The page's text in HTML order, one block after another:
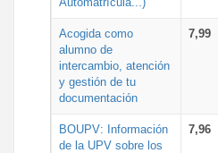
Acogida como
alumno de
intercambio, atención
y gestión de tu
documentación
7,99
BOUPV: Información
de la UPV sobre los
7,96